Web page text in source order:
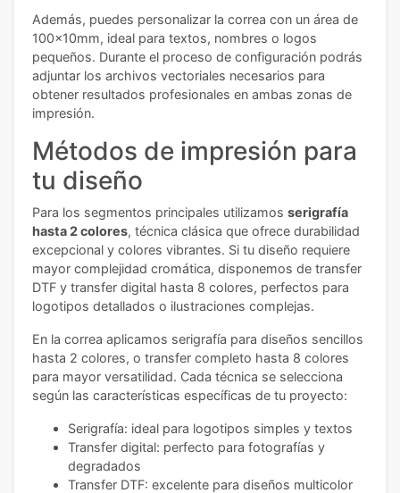
Además, puedes personalizar la correa con un área de
100x10mm, ideal para textos, nombres o logos
pequeños. Durante el proceso de configuración podrás
adjuntar los archivos vectoriales necesarios para
obtener resultados profesionales en ambas zonas de
impresión.
Métodos de impresión para
tu diseño
Para los segmentos principales utilizamos serigrafía
hasta 2 colores, técnica clásica que ofrece durabilidad
excepcional y colores vibrantes. Si tu diseño requiere
mayor complejidad cromática, disponemos de transfer
DTF y transfer digital hasta 8 colores, perfectos para
logotipos detallados o ilustraciones complejas.
En la correa aplicamos serigrafía para diseños sencillos
hasta 2 colores, o transfer completo hasta 8 colores
para mayor versatilidad. Cada técnica se selecciona
según las características específicas de tu proyecto:
Serigrafía: ideal para logotipos simples y textos
Transfer digital: perfecto para fotografías y
degradados
Transfer DTF: excelente para diseños multicolor